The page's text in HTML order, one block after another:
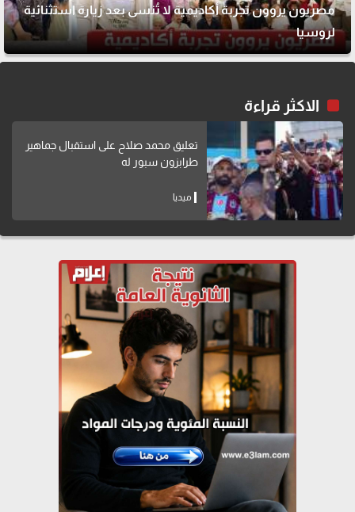
مصريون يروون تجربة أكاديمية لا تُنسى بعد زيارة استثنائية
لروسيا
الاكثر قراءة
تعليق محمد صلاح على استقبال جماهير
طرابزون سبور له
ميديا